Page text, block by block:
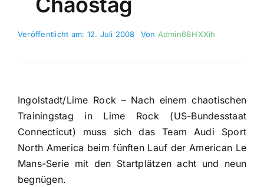
Veröffentlicht am: 12. Juli 2008 Von Admin6BHXXih
Ingolstadt/Lime Rock – Nach einem chaotischen
Trainingstag in Lime Rock (US-Bundesstaat
Connecticut) muss sich das Team Audi Sport
North America beim fünften Lauf der American Le
Mans-Serie mit den Startplätzen acht und neun
begnügen.